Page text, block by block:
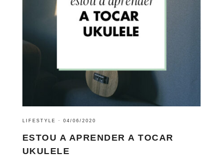
LIFESTYLE · 04/06/2020
ESTOU A APRENDER A TOCAR
UKULELE